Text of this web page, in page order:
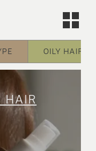
OILY HAIR
HAIR